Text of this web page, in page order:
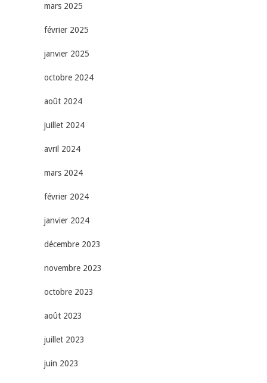
mars 2025
février 2025
janvier 2025
octobre 2024
août 2024
juillet 2024
avril 2024
mars 2024
février 2024
janvier 2024
décembre 2023
novembre 2023
octobre 2023
août 2023
juillet 2023
juin 2023